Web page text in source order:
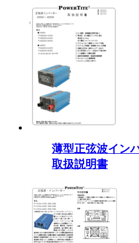
薄型正弦波イン
取扱説明書